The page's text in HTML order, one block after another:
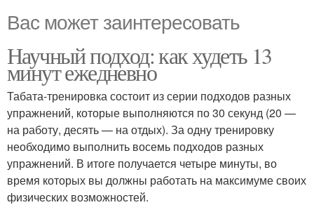
Вас может заинтересовать
Научный подход: как худеть 13
минут ежедневно
Табата-тренировка состоит из серии подходов разных
упражнений, которые выполняются по 30 секунд (20 —
на работу, десять — на отдых). За одну тренировку
необходимо выполнить восемь подходов разных
упражнений. В итоге получается четыре минуты, во
время которых вы должны работать на максимуме своих
физических возможностей.